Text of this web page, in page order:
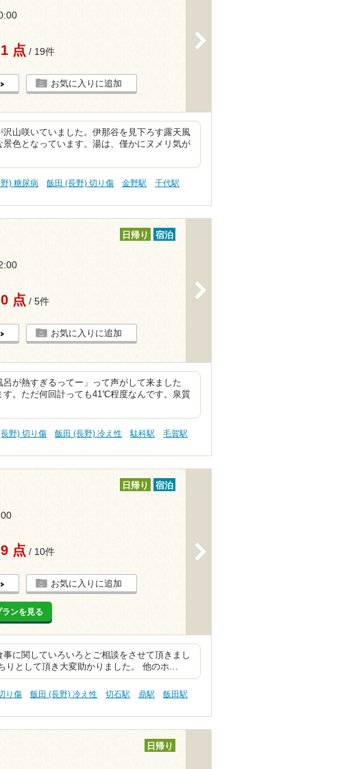
点 / 19件
お気に入りに追加
山咲いていました。伊那谷を見下ろす露天風
色となっています。湯は、僅かにヌメリ気が
) 糖尿病 飯田 (長野) 切り傷 金野駅
千代駅
日帰り 宿泊
点 / 5件
お気に入りに追加
が熱すぎるってー」って声がして来ました
。ただ何回計っても41℃程度なんです。泉質
野) 切り傷 飯田 (長野) 冷え性 駄科駅
毛賀駅
日帰り 宿泊
点 / 10件
お気に入りに追加
ンを見る
に関していろいろとご相談をさせて頂きまし
りとして頂き大変助かりました。 他のホ…
り傷 飯田 (長野) 冷え性 切石駅 鼎駅
飯田駅
日帰り